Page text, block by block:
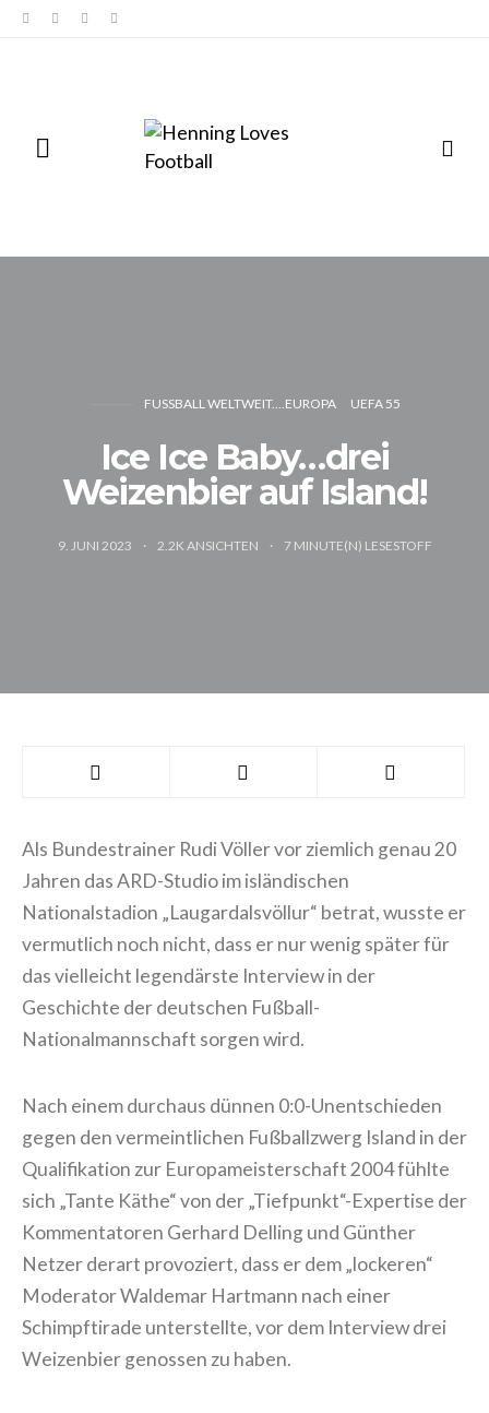
FUSSBALL WELTWEIT....EUROPA UEFA 55
Ice Ice Baby…drei
Weizenbier auf Island!
9. JUNI 2023 2.2K ANSICHTEN 7 MINUTE(N) LESESTOFF
Als Bundestrainer Rudi Völler vor ziemlich genau 20
Jahren das ARD-Studio im isländischen
Nationalstadion „Laugardalsvöllur“ betrat, wusste er
vermutlich noch nicht, dass er nur wenig später für
das vielleicht legendärste Interview in der
Geschichte der deutschen Fußball-
Nationalmannschaft sorgen wird.
Nach einem durchaus dünnen 0:0-Unentschieden
gegen den vermeintlichen Fußballzwerg Island in der
Qualifikation zur Europameisterschaft 2004 fühlte
sich „Tante Käthe“ von der„Tiefpunkt“-Expertise der
Kommentatoren Gerhard Delling und Günther
Netzer derart provoziert, dass er dem „lockeren“
Moderator Waldemar Hartmann nach einer
Schimpftirade unterstellte, vor dem Interview drei
Weizenbier genossen zu haben.